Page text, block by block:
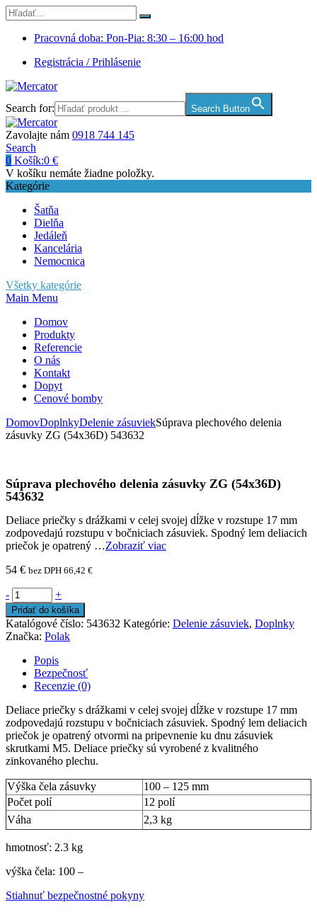
Pracovná doba: Pon-Pia: 8:30 – 16:00 hod
Registrácia / Prihlásenie
Search for: Search Button
Zavolajte nám 0918 744 145
Search
0 Košík:0 €
V košíku nemáte žiadne položky.
Kategórie
Šatňa
Dielňa
Jedáleň
Kancelária
Nemocnica
Všetky kategórie
Main Menu
Domov
Produkty
Referencie
O nás
Kontakt
Dopyt
Cenové bomby
DomovDoplnkyDelenie zásuviekSúprava plechového delenia
zásuvky ZG (54x36D) 543632
Súprava plechového delenia zásuvky ZG (54x36D)
543632
Deliace priečky s drážkami v celej svojej dĺžke v rozstupe 17 mm
zodpovedajú rozstupu v bočniciach zásuviek. Spodný lem deliacich
priečok je opatrený …Zobraziť viac
54 € bez DPH 66,42 €
- +
Pridať do košíka
Katalógové číslo: 543632 Kategórie: Delenie zásuviek, Doplnky
Značka: Polak
Popis
Bezpečnosť
Recenzie (0)
Deliace priečky s drážkami v celej svojej dĺžke v rozstupe 17 mm
zodpovedajú rozstupu v bočniciach zásuviek. Spodný lem deliacich
priečok je opatrený otvormi na pripevnenie ku dnu zásuviek
skrutkami M5. Deliace priečky sú vyrobené z kvalitného
zinkovaného plechu.
Výška čela zásuvky
100 – 125 mm
Počet polí
12 polí
Váha
2,3 kg
hmotnosť: 2.3 kg
výška čela: 100 –
Stiahnuť bezpečnostné pokyny